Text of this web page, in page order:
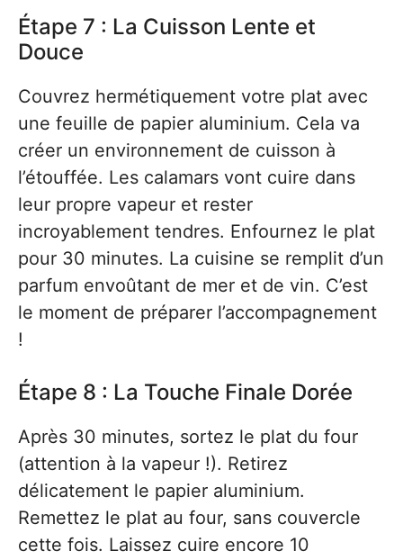
Étape 7 : La Cuisson Lente et
Douce
Couvrez hermétiquement votre plat avec
une feuille de papier aluminium. Cela va
créer un environnement de cuisson à
l’étouffée. Les calamars vont cuire dans
leur propre vapeur et rester
incroyablement tendres. Enfournez le plat
pour 30 minutes. La cuisine se remplit d’un
parfum envoûtant de mer et de vin. C’est
le moment de préparer l’accompagnement
!
Étape 8 : La Touche Finale Dorée
Après 30 minutes, sortez le plat du four
(attention à la vapeur !). Retirez
délicatement le papier aluminium.
Remettez le plat au four, sans couvercle
cette fois. Laissez cuire encore 10